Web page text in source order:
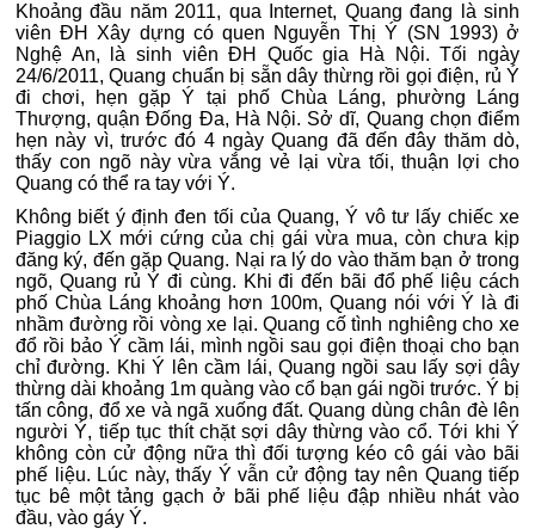
Khoảng đầu năm 2011, qua Internet, Quang đang là sinh
viên ĐH Xây dựng có quen Nguyễn Thị Ý (SN 1993) ở
Nghệ An, là sinh viên ĐH Quốc gia Hà Nội. Tối ngày
24/6/2011, Quang chuẩn bị sẵn dây thừng rồi gọi điện, rủ Ý
đi chơi, hẹn gặp Ý tại phố Chùa Láng, phường Láng
Thượng, quận Đống Đa, Hà Nội. Sở dĩ, Quang chọn điểm
hẹn này vì, trước đó 4 ngày Quang đã đến đây thăm dò,
thấy con ngõ này vừa vắng vẻ lại vừa tối, thuận lợi cho
Quang có thể ra tay với Ý.
Không biết ý định đen tối của Quang, Ý vô tư lấy chiếc xe
Piaggio LX mới cứng của chị gái vừa mua, còn chưa kịp
đăng ký, đến gặp Quang. Nại ra lý do vào thăm bạn ở trong
ngõ, Quang rủ Ý đi cùng. Khi đi đến bãi đổ phế liệu cách
phố Chùa Láng khoảng hơn 100m, Quang nói với Ý là đi
nhầm đường rồi vòng xe lại. Quang cố tình nghiêng cho xe
đổ rồi bảo Ý cầm lái, mình ngồi sau gọi điện thoại cho bạn
chỉ đường. Khi Ý lên cầm lái, Quang ngồi sau lấy sợi dây
thừng dài khoảng 1m quàng vào cổ bạn gái ngồi trước. Ý bị
tấn công, đổ xe và ngã xuống đất. Quang dùng chân đè lên
người Ý, tiếp tục thít chặt sợi dây thừng vào cổ. Tới khi Ý
không còn cử động nữa thì đối tượng kéo cô gái vào bãi
phế liệu. Lúc này, thấy Ý vẫn cử động tay nên Quang tiếp
tục bê một tảng gạch ở bãi phế liệu đập nhiều nhát vào
đầu, vào gáy Ý.